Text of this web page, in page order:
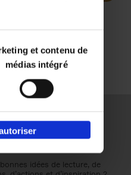
et contenu de
médias intégré
idées de lecture, de